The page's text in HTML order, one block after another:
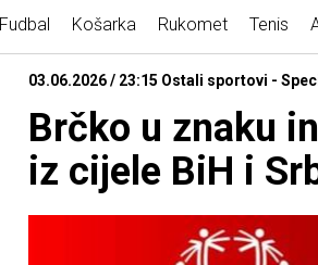
Fudbal Košarka Rukomet Tenis
03.06.2026 / 23:15 Ostali sportovi -
Brčko u znaku
iz cijele BiH i